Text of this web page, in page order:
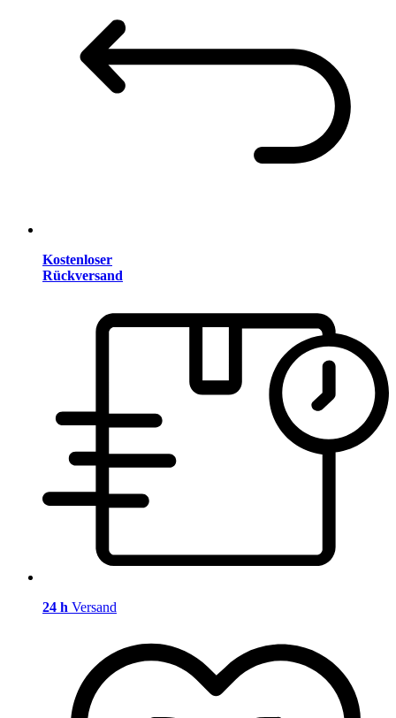
Kostenloser
Rückversand
24 h Versand